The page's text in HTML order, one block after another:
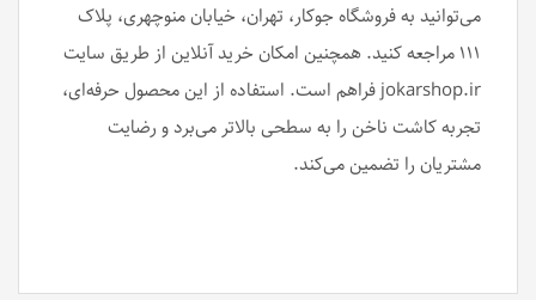
می‌توانید به فروشگاه جوکار، تهران، خیابان منوچهری، پلاک
۱۱۱ مراجعه کنید. همچنین امکان خرید آنلاین از طریق سایت
jokarshop.ir فراهم است. استفاده از این محصول حرفه‌ای،
تجربه کاشت ناخن را به سطحی بالاتر می‌برد و رضایت
مشتریان را تضمین می‌کند.